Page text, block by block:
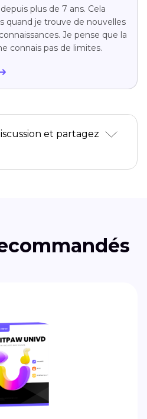
plus de 7 ans. Cela
quand je trouve de nouvelles
Je pense que la
connais pas de limites.
et partagez